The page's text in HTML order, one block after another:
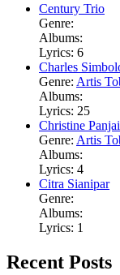
Century Trio
Genre:
Albums:
Lyrics: 6
Charles
Genre: Artis
Albums:
Lyrics: 25
Christine
Genre: Artis
Albums:
Lyrics: 4
Citra Sianipar
Genre:
Albums:
Lyrics: 1
Recent Posts